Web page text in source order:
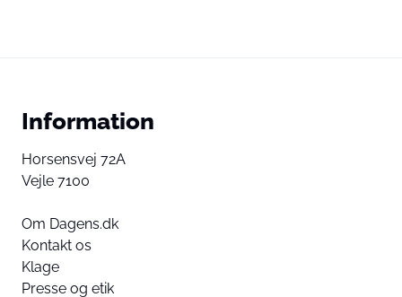
Information
Horsensvej 72A
Vejle 7100
Om Dagens.dk
Kontakt os
Klage
Presse og etik